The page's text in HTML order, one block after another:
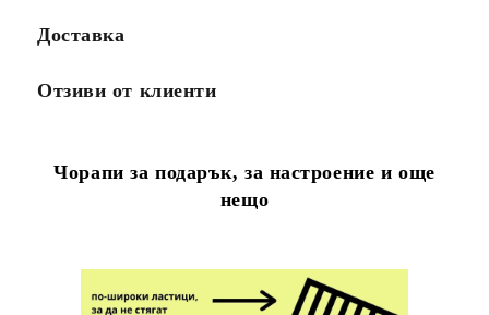
Доставка
Отзиви от клиенти
Чорапи за подарък, за настроение и още
нещо